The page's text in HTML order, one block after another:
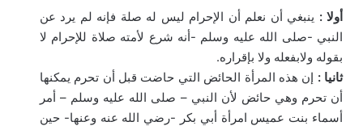
أولا : ينبغي أن نعلم أن الإحرام ليس له صلة فإنه لم يرد عن
النبي -صلى الله عليه وسلم -أنه شرع لأمته صلاة للإحرام لا
بقوله ولابفعله ولا بإقراره.
ثانيا : إن هذه المرأة الحائض التي حاضت قبل أن تحرم يمكنها
أن تحرم وهي حائض لأن النبي – صلى الله عليه وسلم – أمر
أسماء بنت عميس امرأة أبي بكر -رضي الله عنه وعنها- حين